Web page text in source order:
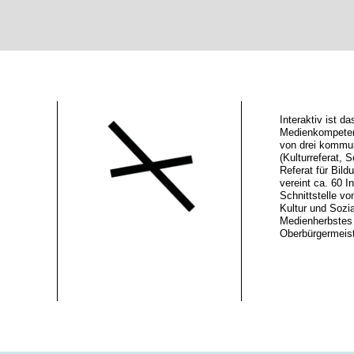
Interaktiv ist
von drei
(Kulturreferat,
Referat für
vereint ca. 60
Schnittstelle
Kultur und